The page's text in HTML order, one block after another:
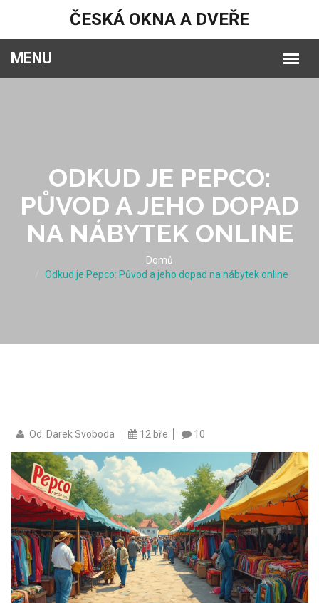
ČESKÁ OKNA A DVEŘE
ODKUD JE PEPCO:
PŮVOD A JEHO DOPAD
NA NÁBYTEK ONLINE
Domů
Odkud je Pepco: Původ a jeho dopad na nábytek online
Od: Darek Svoboda 12 bře 10